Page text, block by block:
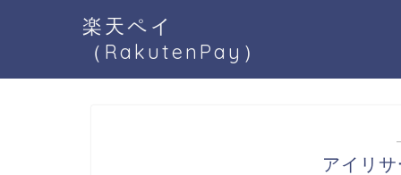
楽天ペイ
（RakutenPay）
アイリ